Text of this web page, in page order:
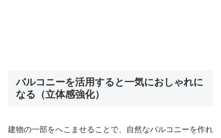
バルコニーを活用すると一気におしゃれに
なる（立体感強化）
建物の一部をへこませることで、自然なバルコニーを作れ